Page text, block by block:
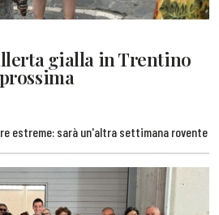
gialla in Trentino
estreme: sarà un'altra settimana rovente